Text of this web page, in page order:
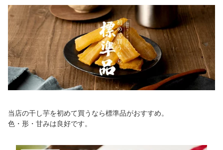
当店の干し芋を初めて買うなら標準品がおすすめ。
色・形・甘みは良好です。